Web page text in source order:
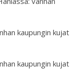
kaupungin kujat
kaupungin kujat